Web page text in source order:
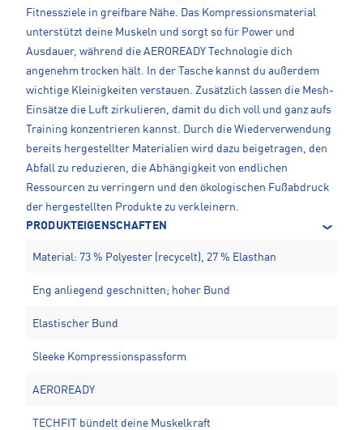
Fitnessziele in greifbare Nähe. Das Kompressionsmaterial
unterstützt deine Muskeln und sorgt so für Power und
Ausdauer, während die AEROREADY Technologie dich
angenehm trocken hält. In der Tasche kannst du außerdem
wichtige Kleinigkeiten verstauen. Zusätzlich lassen die Mesh-
Einsätze die Luft zirkulieren, damit du dich voll und ganz aufs
Training konzentrieren kannst. Durch die Wiederverwendung
bereits hergestellter Materialien wird dazu beigetragen, den
Abfall zu reduzieren, die Abhängigkeit von endlichen
Ressourcen zu verringern und den ökologischen Fußabdruck
der hergestellten Produkte zu verkleinern.
PRODUKTEIGENSCHAFTEN
Material: 73 % Polyester (recycelt), 27 % Elasthan
Eng anliegend geschnitten; hoher Bund
Elastischer Bund
Sleeke Kompressionspassform
AEROREADY
TECHFIT bündelt deine Muskelkraft